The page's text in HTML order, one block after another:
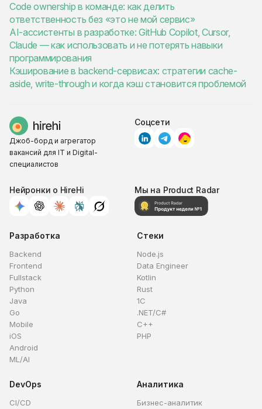
Code ownership в команде: как делить
ответственность без «это не мой сервис»
AI-ассистенты в разработке: GitHub Copilot, Cursor,
Claude — как использовать и не потерять навыки
программирования
Кэширование в backend-сервисах: стратегии cache-
aside, write-through и когда кэш становится проблемой
Джоб-борд и агрегатор
вакансий для IT и Digital-
специалистов
Соцсети
Нейронки о HireHi Мы на Product Radar
Разработка
Backend
Frontend
Fullstack
Python
Java
Go
Mobile
iOS
Android
ML/AI
Стеки
Node.js
Data Engineer
Kotlin
Rust
1C
.NET/C#
C++
PHP
DevOps
CI/CD
Аналитика
Бизнес-аналитик